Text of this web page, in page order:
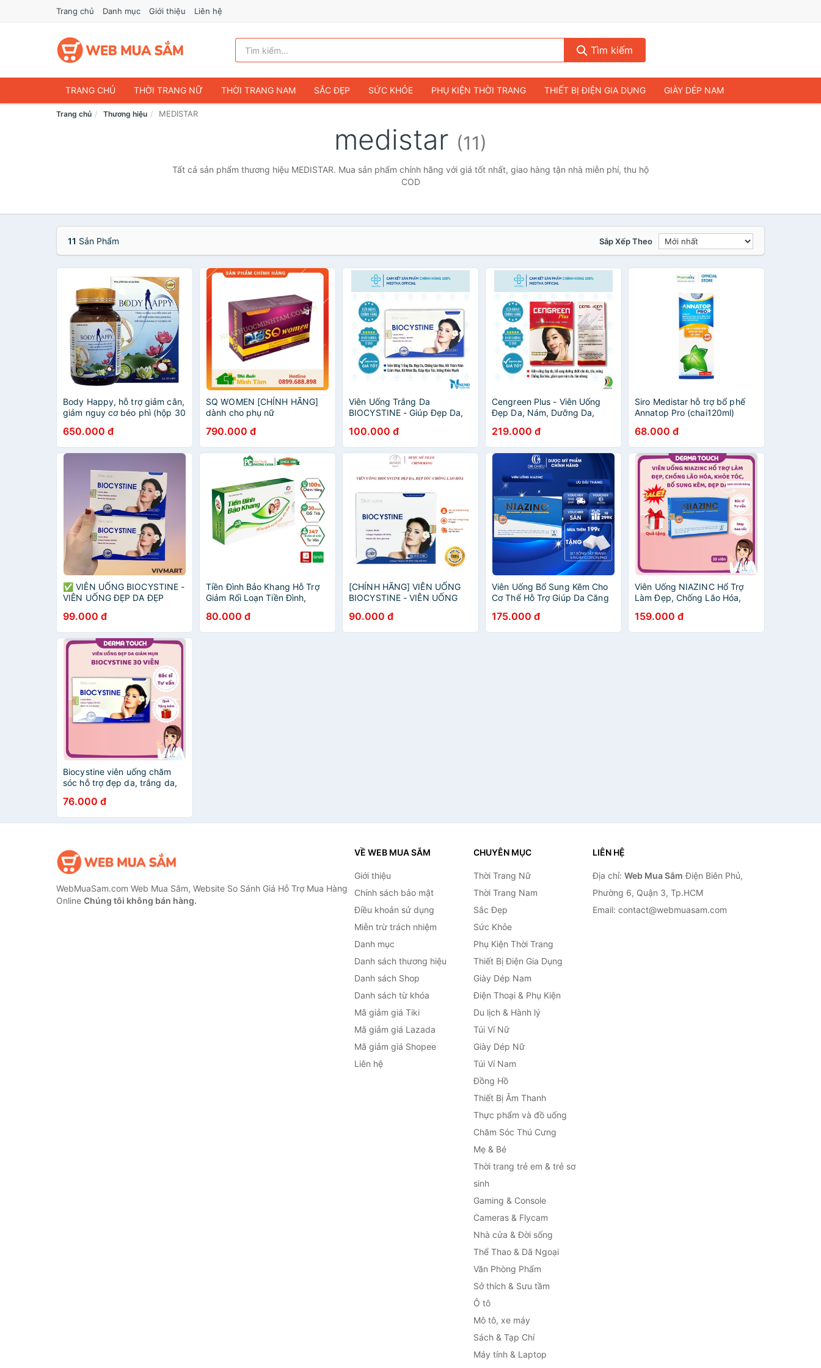
Trang chủ Danh mục Giới thiệu Liên hệ
Tìm kiếm
TRANG CHỦ THỜI TRANG NỮ THỜI TRANG NAM SẮC ĐẸP SỨC KHỎE PHỤ KIỆN THỜI TRANG THIẾT BỊ ĐIỆN GIA DỤNG GIÀY DÉP NAM
ĐIỆN THOẠI & PHỤ KIỆN DU LỊCH & HÀNH LÝ
THỜI TRANG TRẺ EM & TRẺ SƠ SINH GAMING & CONSOLE
VĂN PHÒNG PHẨM SỞ THÍCH & SƯU TẦM Ô TÔ MÔ TÔ, XE MÁY SÁCH & TẠP CHÍ MÁY TÍNH & LAPTOP
Trang chủ Thương hiệu MEDISTAR
medistar (11)
Tất cả sản phẩm thương hiệu MEDISTAR. Mua sản phẩm chính hãng với giá tốt nhất, giao hàng tận nhà miễn phí, thu hộ
COD
11 Sản Phẩm Sắp Xếp Theo
Body Happy, hỗ trợ giảm cân,
giảm nguy cơ béo phì (hộp 30
650.000 đ
SQ WOMEN [CHÍNH HÃNG]
dành cho phụ nữ
790.000 đ
Viên Uống Trắng Da
BIOCYSTINE - Giúp Đẹp Da,
Mọc Tóc, Móng Khỏe Đẹp
(Hộp 30v/60v) [Chính Hãng]
100.000 đ
Cengreen Plus - Viên Uống
Đẹp Da, Nám, Dưỡng Da,
Collagen, Glutathion (Hộp 30
Viên) [Chính Hãng]
219.000 đ
Siro Medistar hỗ trợ bổ phế
Annatop Pro (chai120ml)
68.000 đ
✅ VIÊN UỐNG BIOCYSTINE -
VIÊN UỐNG ĐẸP DA ĐẸP
HỘP 30 VIÊN
99.000 đ
Tiền Đình Bảo Khang Hỗ Trợ
Giảm Rối Loạn Tiền Đình,
Chân Tay - Hộp 20 Viên
80.000 đ
[CHÍNH HÃNG] VIÊN UỐNG
BIOCYSTINE - VIÊN UỐNG
LÃO HÓA HỘP 60 VIÊN
90.000 đ
Viên Uống Bổ Sung Kẽm Cho
Cơ Thể Hỗ Trợ Giúp Da Căng
Móng Và Tóc Chắc Khỏe
NiaZinC - hộp 30 viên
175.000 đ
Viên Uống NIAZINC Hổ Trợ
Làm Đẹp, Chống Lão Hóa,
Da
159.000 đ
Biocystine viên uống chăm
sóc hỗ trợ đẹp da, trắng da,
76.000 đ
WebMuaSam.com Web Mua Sắm, Website So Sánh Giá Hỗ Trợ Mua Hàng
Online Chúng tôi không bán hàng.
VỀ WEB MUA SẮM
Giới thiệu
Chính sách bảo mật
Điều khoản sử dụng
Miễn trừ trách nhiệm
Danh mục
Danh sách thương hiệu
Danh sách Shop
Danh sách từ khóa
Mã giảm giá Tiki
Mã giảm giá Lazada
Mã giảm giá Shopee
Liên hệ
CHUYÊN MỤC
Thời Trang Nữ
Thời Trang Nam
Sắc Đẹp
Sức Khỏe
Phụ Kiện Thời Trang
Thiết Bị Điện Gia Dụng
Giày Dép Nam
Điện Thoại & Phụ Kiện
Du lịch & Hành lý
Túi Ví Nữ
Giày Dép Nữ
Túi Ví Nam
Đồng Hồ
Thiết Bị Âm Thanh
Thực phẩm và đồ uống
Chăm Sóc Thú Cưng
Mẹ & Bé
Thời trang trẻ em & trẻ sơ
sinh
Gaming & Console
Cameras & Flycam
Nhà cửa & Đời sống
Thể Thao & Dã Ngoại
Văn Phòng Phẩm
Sở thích & Sưu tầm
Ô tô
Mô tô, xe máy
Sách & Tạp Chí
Máy tính & Laptop
LIÊN HỆ
Địa chỉ: Web Mua Sắm Điện Biên Phủ,
Phường 6, Quận 3, Tp.HCM
Email: contact@webmuasam.com